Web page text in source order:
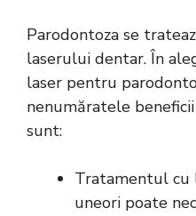
Parodontoza se
laserului dentar. În
laser pentru
nenumăratele
sunt:
Tratamentul cu
uneori poate